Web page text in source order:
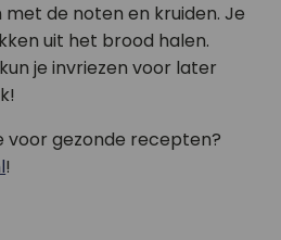
de noten en kruiden. Je
uit het brood halen.
je invriezen voor later
voor gezonde recepten?
!